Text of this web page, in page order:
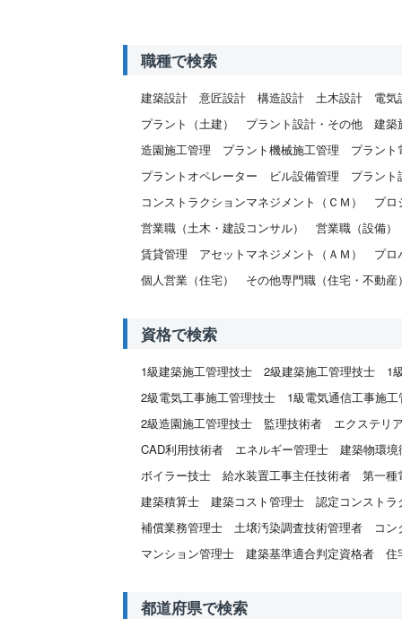
職種で検索
建築設計 意匠設計 構造設計 土木設計
電気
プラント（土建）
プラント設計・その他
建築
造園施工管理
プラント機械施工管理
プラント
プラントオペレーター
ビル設備管理
プラント
コンストラクションマネジメント（ＣＭ）
プロ
営業職（土木・建設コンサル）
営業職（設備）
賃貸管理
アセットマネジメント（ＡＭ）
プロ
個人営業（住宅）
その他専門職（住宅・不動産
資格で検索
1級建築施工管理技士 2級建築施工管理技士
1
2級電気工事施工管理技士
1級電気通信工事施
2級造園施工管理技士
監理技術者
エクステリ
CAD利用技術者
エネルギー管理士
建築物環
ボイラー技士
給水装置工事主任技術者
第一種
建築積算士
建築コスト管理士
認定コンスト
補償業務管理士
土壌汚染調査技術管理者
コ
マンション管理士
建築基準適合判定資格者 住
都道府県で検索